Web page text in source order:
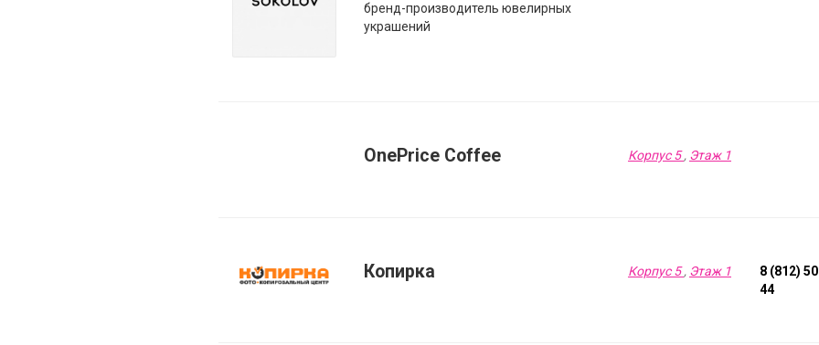
бренд-производитель ювелирных
украшений
OnePrice Coffee Корпус 5, Этаж 1
Копирка Корпус 5, Этаж 1
8 (812)
44